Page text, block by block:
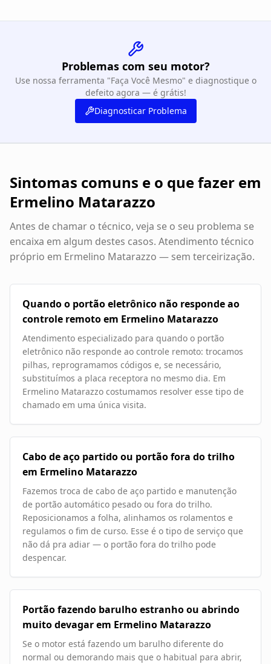
Problemas com seu motor?
Use nossa ferramenta "Faça Você Mesmo" e diagnostique o
defeito agora — é grátis!
Diagnosticar Problema
Sintomas comuns e o que fazer em
Ermelino Matarazzo
Antes de chamar o técnico, veja se o seu problema se
encaixa em algum destes casos. Atendimento técnico
próprio em Ermelino Matarazzo — sem terceirização.
Quando o portão eletrônico não responde ao
controle remoto em Ermelino Matarazzo
Atendimento especializado para quando o portão
eletrônico não responde ao controle remoto: trocamos
pilhas, reprogramamos códigos e, se necessário,
substituímos a placa receptora no mesmo dia. Em
Ermelino Matarazzo costumamos resolver esse tipo de
chamado em uma única visita.
Cabo de aço partido ou portão fora do trilho
em Ermelino Matarazzo
Fazemos troca de cabo de aço partido e manutenção
de portão automático pesado ou fora do trilho.
Reposicionamos a folha, alinhamos os rolamentos e
regulamos o fim de curso. Esse é o tipo de serviço que
não dá pra adiar — o portão fora do trilho pode
despencar.
Portão fazendo barulho estranho ou abrindo
muito devagar em Ermelino Matarazzo
Se o motor está fazendo um barulho diferente do
normal ou demorando mais que o habitual para abrir,